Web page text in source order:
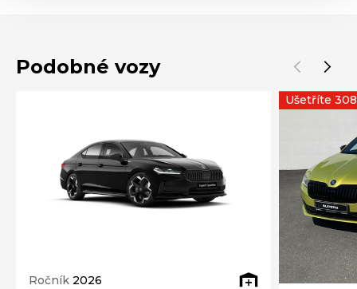
Podobné vozy
Ročník 2026
Ušetříte